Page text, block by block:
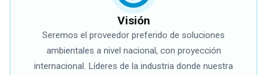
Visión
Seremos el proveedor preferido de soluciones
ambientales a nivel nacional, con proyección
internacional. Líderes de la industria donde nuestra